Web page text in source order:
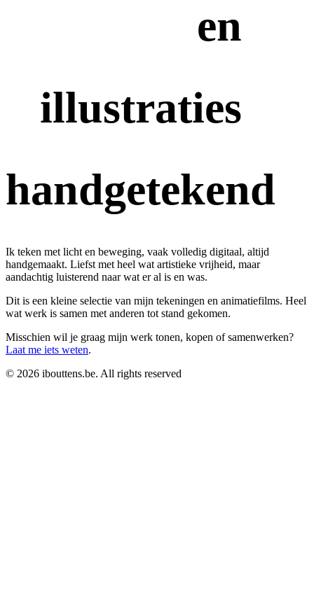
en
illustraties
handgetekend
Ik teken met licht en beweging, vaak volledig digitaal, altijd
handgemaakt. Liefst met heel wat artistieke vrijheid, maar
aandachtig luisterend naar wat er al is en was.
Dit is een kleine selectie van mijn tekeningen en animatiefilms. Heel
wat werk is samen met anderen tot stand gekomen.
Misschien wil je graag mijn werk tonen, kopen of samenwerken?
Laat me iets weten.
© 2026 ibouttens.be. All rights reserved